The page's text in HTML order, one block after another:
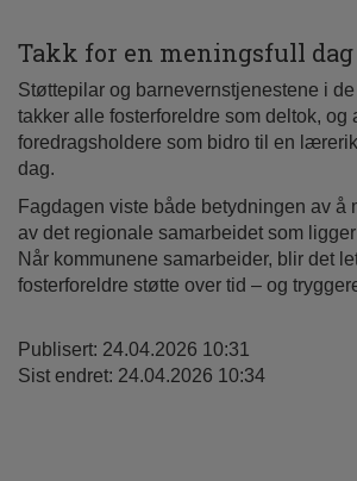
Takk for en meningsfull dag
Støttepilar og barnevernstjenestene i
takker alle fosterforeldre som deltok, og
foredragsholdere som bidro til en lærerik
dag.
Fagdagen viste både betydningen av å
av det regionale samarbeidet som
Når kommunene samarbeider, blir det
fosterforeldre støtte over tid – og
Publisert: 24.04.2026 10:31
Sist endret: 24.04.2026 10:34